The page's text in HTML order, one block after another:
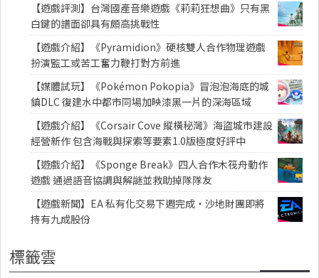
【遊戲評測】台灣國產音樂遊戲《莉莉狂想曲》只有黑
白鍵的譜面卻具有頗高挑戰性
【遊戲介紹】《Pyramidion》硬核雙人合作物理遊戲
扮演監工或苦工奮力鞭打對方前進
【媒體試玩】《Pokémon Pokopia》冒泡泡海底的城
鎮DLC 復建水中都市同場加映漆黑一片的深海區域
【遊戲介紹】《Corsair Cove 縱橫秘灣》海盜城市建設
經營新作 包含海戰與探索等要素1.0版極度好評中
【遊戲介紹】《Sponge Break》四人合作木筏舟動作
遊戲 通過語音協調與解謎並救助掉隊隊友
【遊戲新聞】EA 私有化交易下週完成・沙地財團即將
持有九成股份
標籤雲